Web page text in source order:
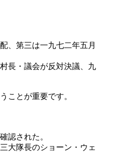
、第三は一九七二年五月
長・議会が反対決議、九
ことが重要です。
認された。
大隊長のショーン・ウェ